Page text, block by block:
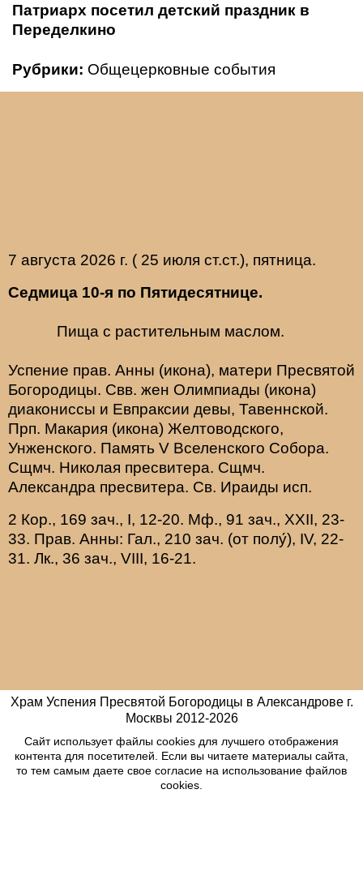
Патриарх посетил детский праздник в
Переделкино
Рубрики: Общецерковные события
7 августа 2026 г. ( 25 июля ст.ст.), пятница.
Седмица 10-я по Пятидесятнице.
Пища с растительным маслом.
Успение прав. Анны (икона), матери Пресвятой
Богородицы. Свв. жен Олимпиады (икона)
диакониссы и Евпраксии девы, Тавеннской.
Прп. Макария (икона) Желтоводского,
Унженского. Память V Вселенского Собора.
Сщмч. Николая пресвитера. Сщмч.
Александра пресвитера. Св. Ираиды исп.
2 Кор., 169 зач., I, 12-20. Мф., 91 зач., XXII, 23-
33. Прав. Анны: Гал., 210 зач. (от полу́), IV, 22-
31. Лк., 36 зач., VIII, 16-21.
Храм Успения Пресвятой Богородицы в Александрове г.
Москвы 2012-2026
Сайт использует файлы cookies для лучшего отображения
контента для посетителей. Если вы читаете материалы сайта,
то тем самым даете свое согласие на использование файлов
cookies.